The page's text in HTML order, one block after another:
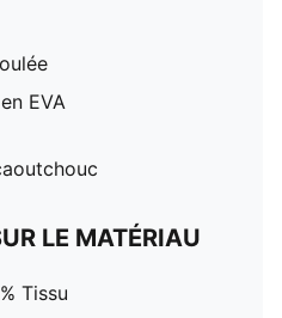
EVA
LE MATÉRIAU
Tissu